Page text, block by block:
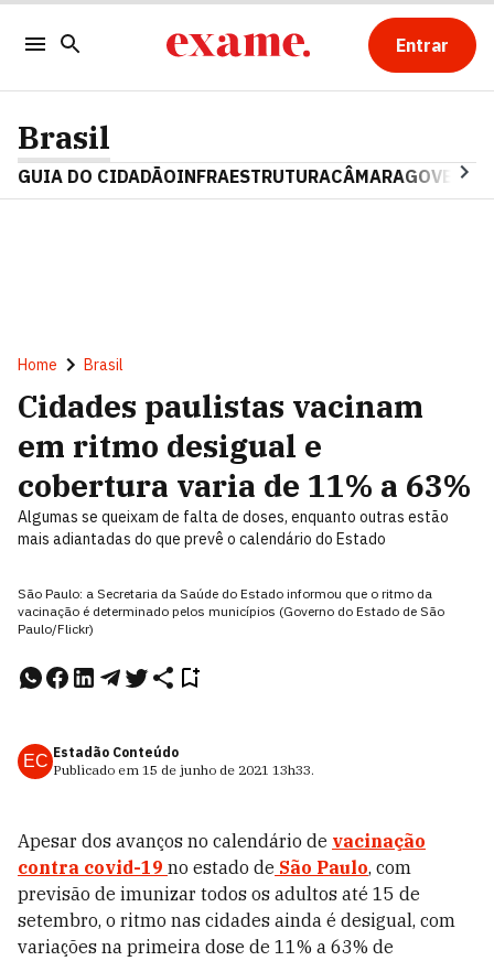
Entrar
Brasil
GUIA DO CIDADÃOINFRAESTRUTURACÂMARAGOVERNO
Home Brasil
Cidades paulistas vacinam
em ritmo desigual e
cobertura varia de 11% a 63%
Algumas se queixam de falta de doses, enquanto outras estão
mais adiantadas do que prevê o calendário do Estado
São Paulo: a Secretaria da Saúde do Estado informou que o ritmo da
vacinação é determinado pelos municípios (Governo do Estado de São
Paulo/Flickr)
EC Estadão Conteúdo
Publicado em 15 de junho de 2021 13h33.
Apesar dos avanços no calendário de vacinação
contra covid-19 no estado de São Paulo, com
previsão de imunizar todos os adultos até 15 de
setembro, o ritmo nas cidades ainda é desigual, com
variações na primeira dose de 11% a 63% de